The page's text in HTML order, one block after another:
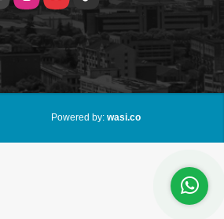
Powered by: wasi.co